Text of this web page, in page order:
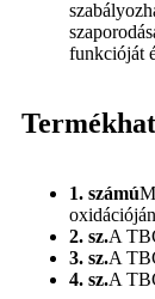
funkcióját
1. számú
2. sz.A
3. sz.A
4. sz.A